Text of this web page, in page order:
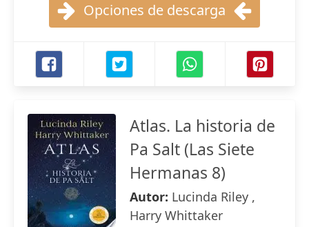
Opciones de descarga
Atlas. La historia de
Pa Salt (Las Siete
Hermanas 8)
Autor: Lucinda Riley ,
Harry Whittaker